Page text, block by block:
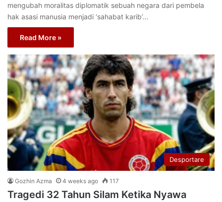
mengubah moralitas diplomatik sebuah negara dari pembela
hak asasi manusia menjadi ‘sahabat karib’…
Read More »
Desportare
Gozhin Azma 4 weeks ago 117
Tragedi 32 Tahun Silam Ketika Nyawa